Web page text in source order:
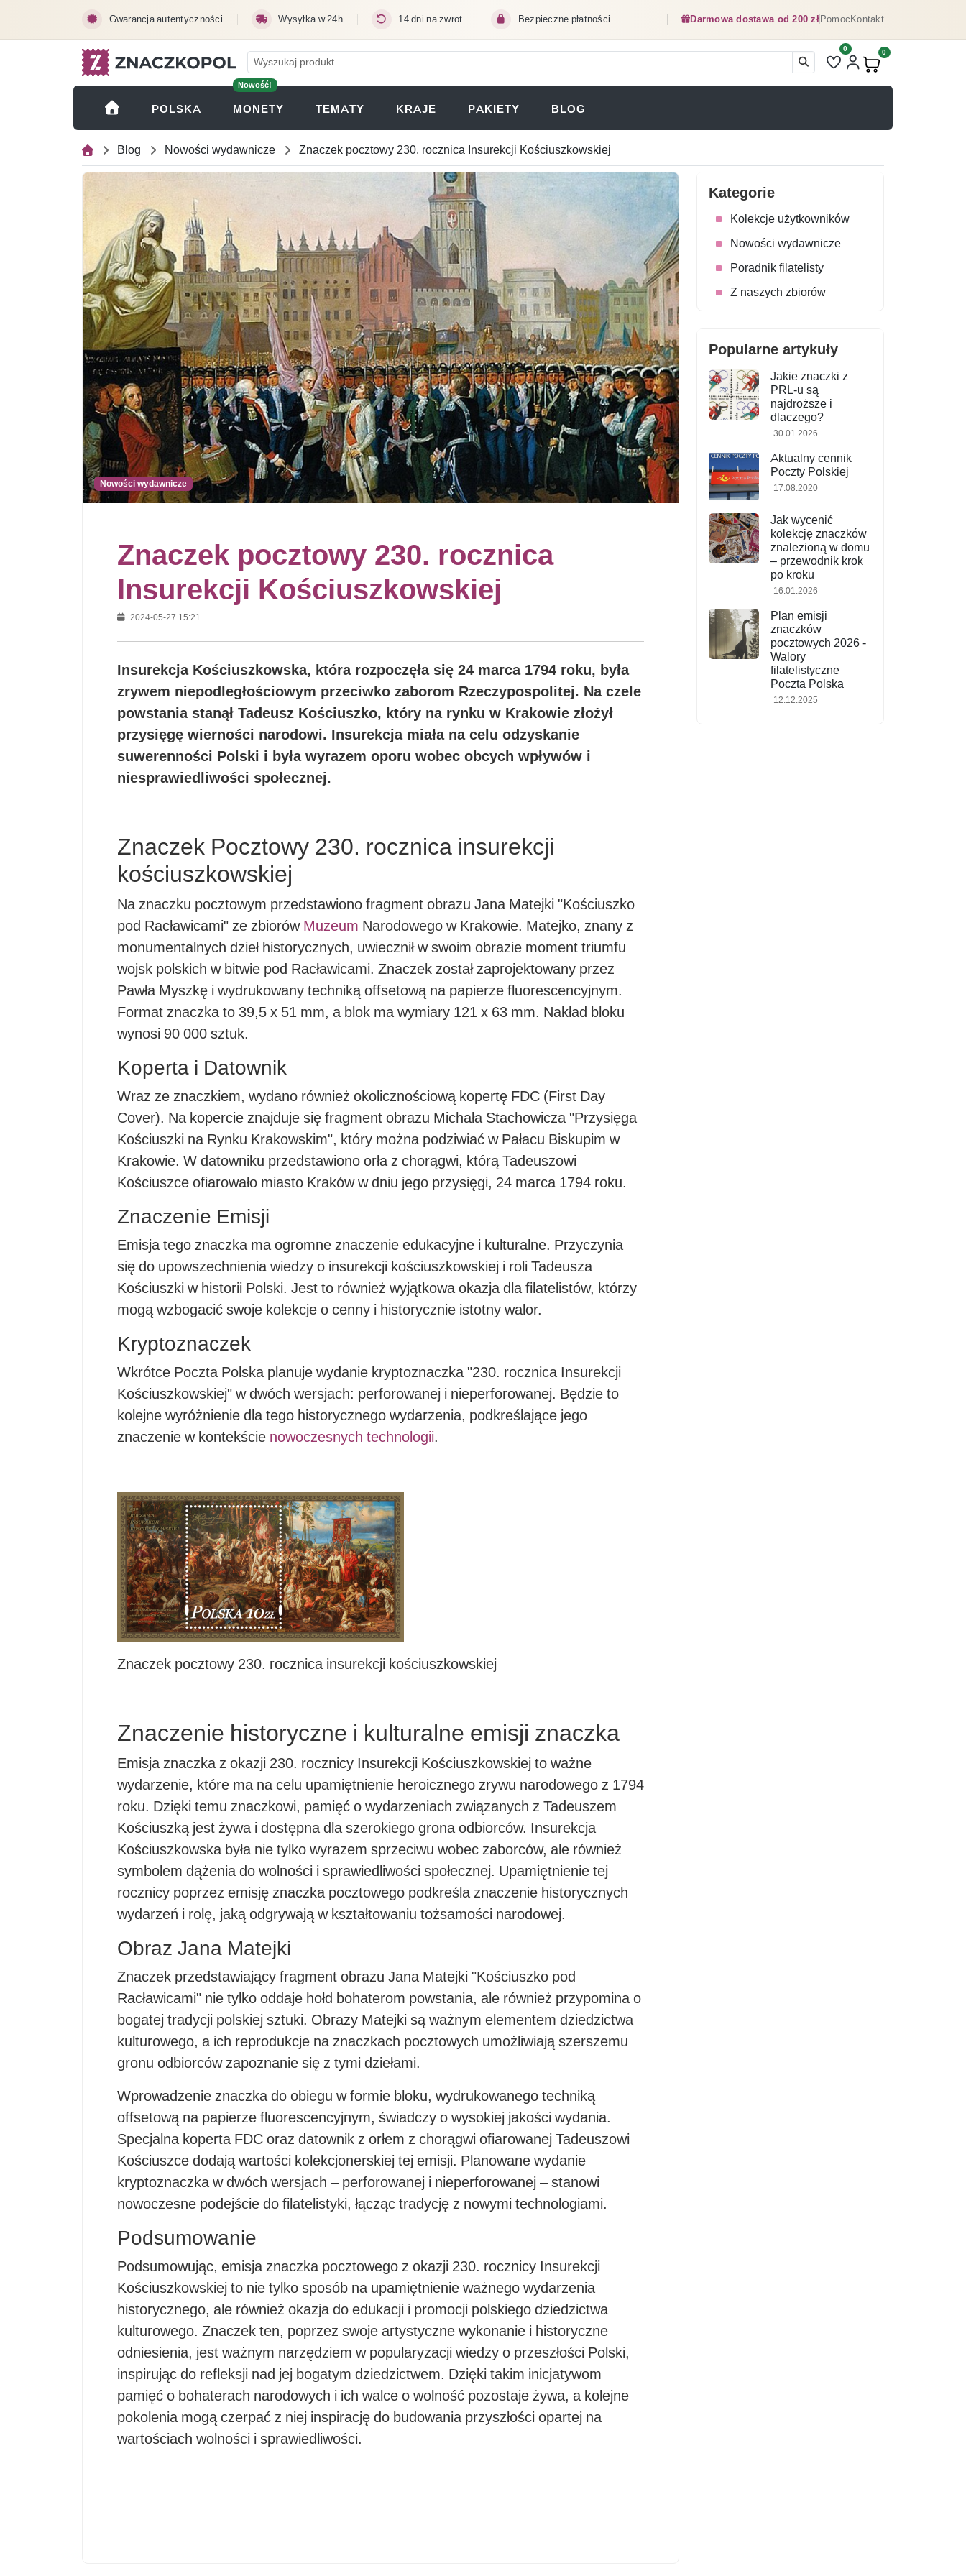
Gwarancja autentyczności Wysyłka w 24h 14 dni na zwrot Bezpieczne płatności Darmowa dostawa od 200 złPomocKontakt
Liczba pozycji na liście
0
Produkty w koszyku:
0
POLSKA
Nowość!
MONETY (OTWIERA SIĘ W NOWEJ KARCIE)
TEMATY KRAJE PAKIETY BLOG
Blog Nowości wydawnicze Znaczek pocztowy 230. rocznica Insurekcji Kościuszkowskiej
Nowości wydawnicze
Znaczek pocztowy 230. rocznica
Insurekcji Kościuszkowskiej
2024-05-27 15:21
Insurekcja Kościuszkowska, która rozpoczęła się 24 marca 1794 roku, była
zrywem niepodległościowym przeciwko zaborom Rzeczypospolitej. Na czele
powstania stanął Tadeusz Kościuszko, który na rynku w Krakowie złożył
przysięgę wierności narodowi. Insurekcja miała na celu odzyskanie
suwerenności Polski i była wyrazem oporu wobec obcych wpływów i
niesprawiedliwości społecznej.
Znaczek Pocztowy 230. rocznica insurekcji
kościuszkowskiej
Na znaczku pocztowym przedstawiono fragment obrazu Jana Matejki "Kościuszko
pod Racławicami" ze zbiorów Muzeum Narodowego w Krakowie. Matejko, znany z
monumentalnych dzieł historycznych, uwiecznił w swoim obrazie moment triumfu
wojsk polskich w bitwie pod Racławicami. Znaczek został zaprojektowany przez
Pawła Myszkę i wydrukowany techniką offsetową na papierze fluorescencyjnym.
Format znaczka to 39,5 x 51 mm, a blok ma wymiary 121 x 63 mm. Nakład bloku
wynosi 90 000 sztuk.
Koperta i Datownik
Wraz ze znaczkiem, wydano również okolicznościową kopertę FDC (First Day
Cover). Na kopercie znajduje się fragment obrazu Michała Stachowicza "Przysięga
Kościuszki na Rynku Krakowskim", który można podziwiać w Pałacu Biskupim w
Krakowie. W datowniku przedstawiono orła z chorągwi, którą Tadeuszowi
Kościuszce ofiarowało miasto Kraków w dniu jego przysięgi, 24 marca 1794 roku.
Znaczenie Emisji
Emisja tego znaczka ma ogromne znaczenie edukacyjne i kulturalne. Przyczynia
się do upowszechnienia wiedzy o insurekcji kościuszkowskiej i roli Tadeusza
Kościuszki w historii Polski. Jest to również wyjątkowa okazja dla filatelistów, którzy
mogą wzbogacić swoje kolekcje o cenny i historycznie istotny walor.
Kryptoznaczek
Wkrótce Poczta Polska planuje wydanie kryptoznaczka "230. rocznica Insurekcji
Kościuszkowskiej" w dwóch wersjach: perforowanej i nieperforowanej. Będzie to
kolejne wyróżnienie dla tego historycznego wydarzenia, podkreślające jego
znaczenie w kontekście nowoczesnych technologii.
Znaczek pocztowy 230. rocznica insurekcji kościuszkowskiej
Znaczenie historyczne i kulturalne emisji znaczka
Emisja znaczka z okazji 230. rocznicy Insurekcji Kościuszkowskiej to ważne
wydarzenie, które ma na celu upamiętnienie heroicznego zrywu narodowego z 1794
roku. Dzięki temu znaczkowi, pamięć o wydarzeniach związanych z Tadeuszem
Kościuszką jest żywa i dostępna dla szerokiego grona odbiorców. Insurekcja
Kościuszkowska była nie tylko wyrazem sprzeciwu wobec zaborców, ale również
symbolem dążenia do wolności i sprawiedliwości społecznej. Upamiętnienie tej
rocznicy poprzez emisję znaczka pocztowego podkreśla znaczenie historycznych
wydarzeń i rolę, jaką odgrywają w kształtowaniu tożsamości narodowej.
Obraz Jana Matejki
Znaczek przedstawiający fragment obrazu Jana Matejki "Kościuszko pod
Racławicami" nie tylko oddaje hołd bohaterom powstania, ale również przypomina o
bogatej tradycji polskiej sztuki. Obrazy Matejki są ważnym elementem dziedzictwa
kulturowego, a ich reprodukcje na znaczkach pocztowych umożliwiają szerszemu
gronu odbiorców zapoznanie się z tymi dziełami.
Wprowadzenie znaczka do obiegu w formie bloku, wydrukowanego techniką
offsetową na papierze fluorescencyjnym, świadczy o wysokiej jakości wydania.
Specjalna koperta FDC oraz datownik z orłem z chorągwi ofiarowanej Tadeuszowi
Kościuszce dodają wartości kolekcjonerskiej tej emisji. Planowane wydanie
kryptoznaczka w dwóch wersjach – perforowanej i nieperforowanej – stanowi
nowoczesne podejście do filatelistyki, łącząc tradycję z nowymi technologiami.
Podsumowanie
Podsumowując, emisja znaczka pocztowego z okazji 230. rocznicy Insurekcji
Kościuszkowskiej to nie tylko sposób na upamiętnienie ważnego wydarzenia
historycznego, ale również okazja do edukacji i promocji polskiego dziedzictwa
kulturowego. Znaczek ten, poprzez swoje artystyczne wykonanie i historyczne
odniesienia, jest ważnym narzędziem w popularyzacji wiedzy o przeszłości Polski,
inspirując do refleksji nad jej bogatym dziedzictwem. Dzięki takim inicjatywom
pamięć o bohaterach narodowych i ich walce o wolność pozostaje żywa, a kolejne
pokolenia mogą czerpać z niej inspirację do budowania przyszłości opartej na
wartościach wolności i sprawiedliwości.
Kategorie
Kolekcje użytkowników
Nowości wydawnicze
Poradnik filatelisty
Z naszych zbiorów
Popularne artykuły
Jakie znaczki z
PRL-u są
najdroższe i
dlaczego?
30.01.2026
Aktualny cennik
Poczty Polskiej
17.08.2020
Jak wycenić
kolekcję znaczków
znalezioną w domu
– przewodnik krok
po kroku
16.01.2026
Plan emisji
znaczków
pocztowych 2026 -
Walory
filatelistyczne
Poczta Polska
12.12.2025